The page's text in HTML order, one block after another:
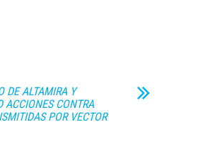
DE ALTAMIRA Y
ACCIONES CONTRA
POR VECTOR